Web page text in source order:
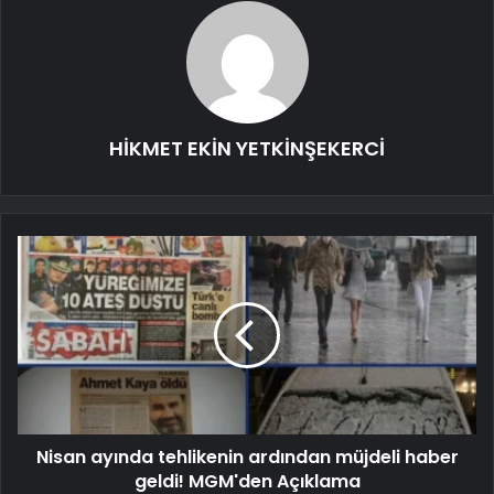
HİKMET EKİN YETKİNŞEKERCİ
Nisan ayında tehlikenin ardından müjdeli haber
geldi! MGM'den Açıklama